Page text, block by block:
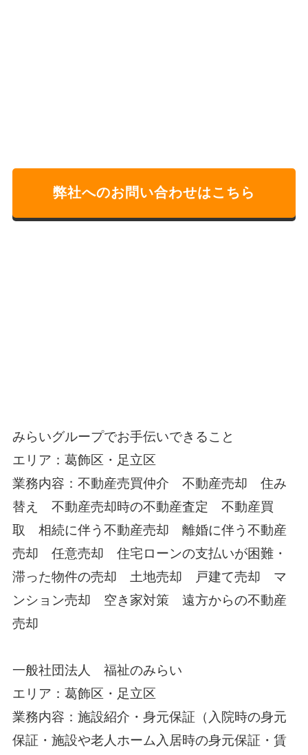
弊社へのお問い合わせはこちら
みらいグループでお手伝いできること
エリア：葛飾区・足立区
業務内容：不動産売買仲介 不動産売却 住み
替え 不動産売却時の不動産査定 不動産買
取 相続に伴う不動産売却 離婚に伴う不動産
売却 任意売却 住宅ローンの支払いが困難・
滞った物件の売却 土地売却 戸建て売却 マ
ンション売却 空き家対策 遠方からの不動産
売却
一般社団法人 福祉のみらい
エリア：葛飾区・足立区
業務内容：施設紹介・身元保証（入院時の身元
保証・施設や老人ホーム入居時の身元保証・賃